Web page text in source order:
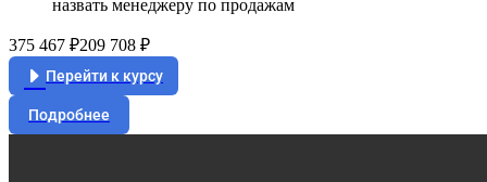
назвать менеджеру по продажам
375 467 ₽209 708 ₽
Перейти к курсу
Подробнее